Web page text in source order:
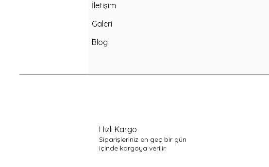
İletişim
Galeri
Blog
Hızlı Kargo
Siparişleriniz en geç bir gün
içinde kargoya verilir.